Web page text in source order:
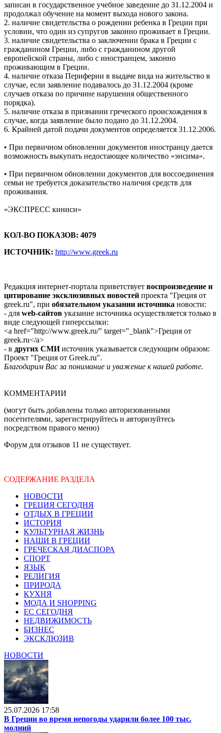
записан в государственное учебное заведение до 31.12.2004 и
продолжал обучение на момент выхода нового закона.
2. наличие свидетельства о рождении ребенка в Греции при
условии, что один из супругов законно проживает в Греции.
3. наличие свидетельства о заключении брака в Греции с
гражданином Греции, либо с гражданином другой
европейской страны, либо с иностранцем, законно
проживающим в Греции.
4. наличие отказа Периферии в выдаче вида на жительство в
случае, если заявление подавалось до 31.12.2004 (кроме
случаев отказа по причине нарушения общественного
порядка).
5. наличие отказа в признании греческого происхождения в
случае, когда заявление было подано до 31.12.2004.
6. Крайней датой подачи документов определяется 31.12.2006.
• При первичном обновлении документов иностранцу дается
возможность выкупать недостающее количество «энсима».
• При первичном обновлении документов для воссоединения
семьи не требуется доказательство наличия средств для
проживания.
«ЭКСПРЕСС киниси»
КОЛ-ВО ПОКАЗОВ: 4079
ИСТОЧНИК: http://www.greek.ru
Редакция интернет-портала приветствует воспроизведение и
цитирование эксклюзивных новостей проекта "Греция от
greek.ru", при обязательном указании источника новости:
- для web-сайтов указание источника осуществляется только в
виде следующей гиперссылки:
<a href="http://www.greek.ru/" target="_blank">Греция от
greek.ru</a>
- в других СМИисточник указывается следующим образом:
Проект "Греция от Greek.ru".
Благодарим Вас за понимание и уважение к нашей работе.
КОММЕНТАРИИ
(могут быть добавлены только авторизованными
посетителями, зарегистрируйтесь и авторизуйтесь
посредством правого меню)
Форум для отзывов 11 не существует.
СОДЕРЖАНИЕ РАЗДЕЛА
НОВОСТИ
ГРЕЦИЯ СЕГОДНЯ
ОТДЫХ В ГРЕЦИИ
ИСТОРИЯ
КУЛЬТУРНАЯ ЖИЗНЬ
НАШИ В ГРЕЦИИ
ГРЕЧЕСКАЯ ДИАСПОРА
СПОРТ
ЯЗЫК
РЕЛИГИЯ
ПРИРОДА
КУХНЯ
МОДА И SHOPPING
ЕС СЕГОДНЯ
НЕДВИЖИМОСТЬ
БИЗНЕС
ЭКСКЛЮЗИВ
НОВОСТИ
25.07.2026 17:58
В Греции во время непогоды ударили более 100 тыс.
молний